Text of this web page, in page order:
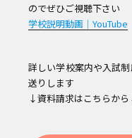
のでぜひご視聴下さい
学校説明動画｜YouTube
詳しい学校案内や入試
送りします
↓資料請求はこちらか